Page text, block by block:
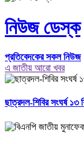
নিউজ ডেস্ক
প্রতিবেদকের সকল নিউজ
এ জাতীয় আরো খবর
ছাত্রদল-শিবির সংঘর্ষ ১৩